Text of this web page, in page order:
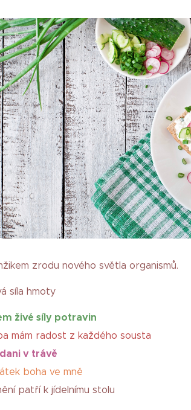
zrodu nového světla organismů.
síla hmoty
živé síly potravin
mám radost z každého sousta
v trávě
boha ve mně
patří k jídelnímu stolu